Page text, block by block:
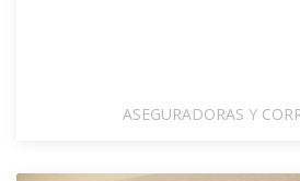
ASEGURADORAS Y